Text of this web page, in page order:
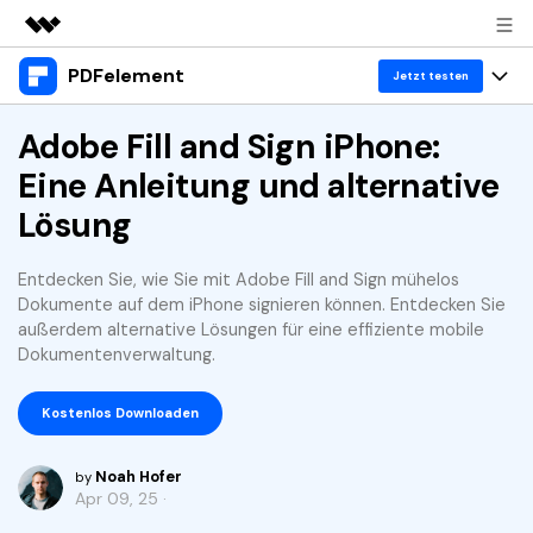
Top-Produkte
Dienstprogramme
Business
Überblick
Lösungen
Über uns
Shop
PDFelement Jetzt testen
Produkte
Desktop
PDFelement für Windows
PDFelement für Mac
Mobile App
PDFelement für Android
Cloud
Lösungen
Benutzer im Bildungswesen
PDF lesen
PDF kommentieren
PDF erstellen
PDF kombinieren
PDF drucken
Heiße Themen
Top PDF-Software
OCR PDF Tipps
Business
Jetzt kaufen
Adobe Fill and Sign iPhone:
Eine Anleitung und alternative
Lösung
Entdecken Sie, wie Sie mit Adobe Fill and Sign mühelos
Dokumente auf dem iPhone signieren können. Entdecken Sie
außerdem alternative Lösungen für eine effiziente mobile
Dokumentenverwaltung.
Kostenlos Downloaden
by Noah Hofer
Apr 09, 25 ·